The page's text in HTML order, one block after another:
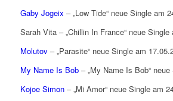
Gaby Jogeix – „Low Tide“ neue Single am
Sarah Vita – „Chillin In France“ neue Single
Molutov– „Parasite“ neue Single am
My Name Is Bob– „My Name Is Bob“
Kojoe Simon– „Mi Amor“ neue Single am